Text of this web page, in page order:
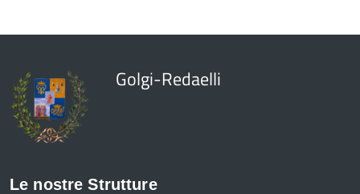
Golgi-Redaelli
Le nostre Strutture